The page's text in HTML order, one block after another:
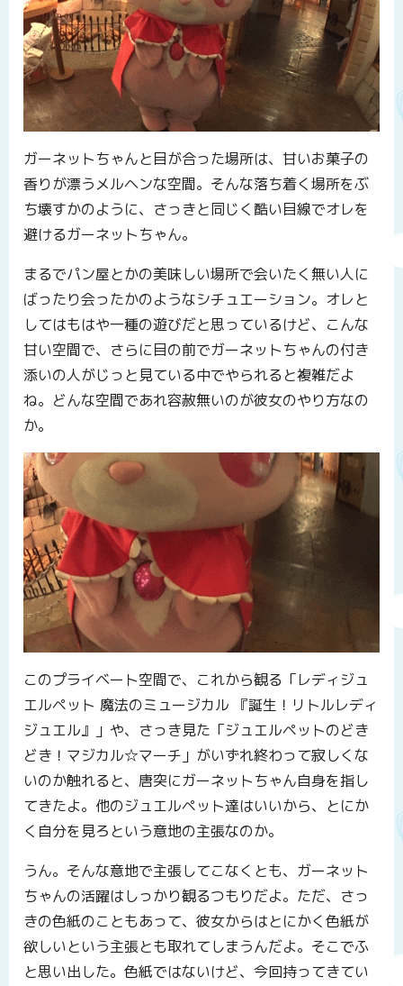
ガーネットちゃんと目が合った場所は、甘いお菓子の
香りが漂うメルヘンな空間。そんな落ち着く場所をぶ
ち壊すかのように、さっきと同じく酷い目線でオレを
避けるガーネットちゃん。
まるでパン屋とかの美味しい場所で会いたく無い人に
ばったり会ったかのようなシチュエーション。オレと
してはもはや一種の遊びだと思っているけど、こんな
甘い空間で、さらに目の前でガーネットちゃんの付き
添いの人がじっと見ている中でやられると複雑だよ
ね。どんな空間であれ容赦無いのが彼女のやり方なの
か。
このプライベート空間で、これから観る「レディジュ
エルペット 魔法のミュージカル 『誕生！リトルレディ
ジュエル』」や、さっき見た「ジュエルペットのどき
どき！マジカル☆マーチ」がいずれ終わって寂しくな
いのか触れると、唐突にガーネットちゃん自身を指し
てきたよ。他のジュエルペット達はいいから、とにか
く自分を見ろという意地の主張なのか。
うん。そんな意地で主張してこなくとも、ガーネット
ちゃんの活躍はしっかり観るつもりだよ。ただ、さっ
きの色紙のこともあって、彼女からはとにかく色紙が
欲しいという主張とも取れてしまうんだよ。そこでふ
と思い出した。色紙ではないけど、今回持ってきてい